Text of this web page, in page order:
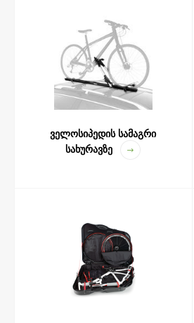
Thule-ს ყველა ველოსიპედის
Menabo იტალიური ველოსიპედის
დამონტაჟებისთვის საჭირო
ჩვენს კატალოგში წარმოდგენილი
თუ მოგწონთ ველოსიპედით სიარული
იქნება. ველოსიპედის სამაგრი
შეარჩევთ თქვენი მანქანისთვის
ველოსიპედის სამაგრი
სახურავზე